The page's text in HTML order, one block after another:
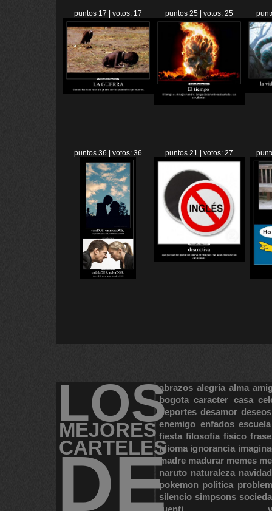
puntos 17 | votos: 17 puntos 25 | votos: 25
puntos 36 | votos: 36 puntos 21 | votos: 27
LOS
MEJORES
CARTELES
DE
abrazos alegria alma
bogota caracter casa
deportes desamor deseos
enemigo enfados escuela
fiesta filosofia fisico
idioma ignorancia
madre madurar memes
naruto naturaleza navidad
pokemon politica
silencio simpsons
tuenti